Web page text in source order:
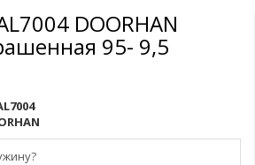
DOORHAN
95- 9,5